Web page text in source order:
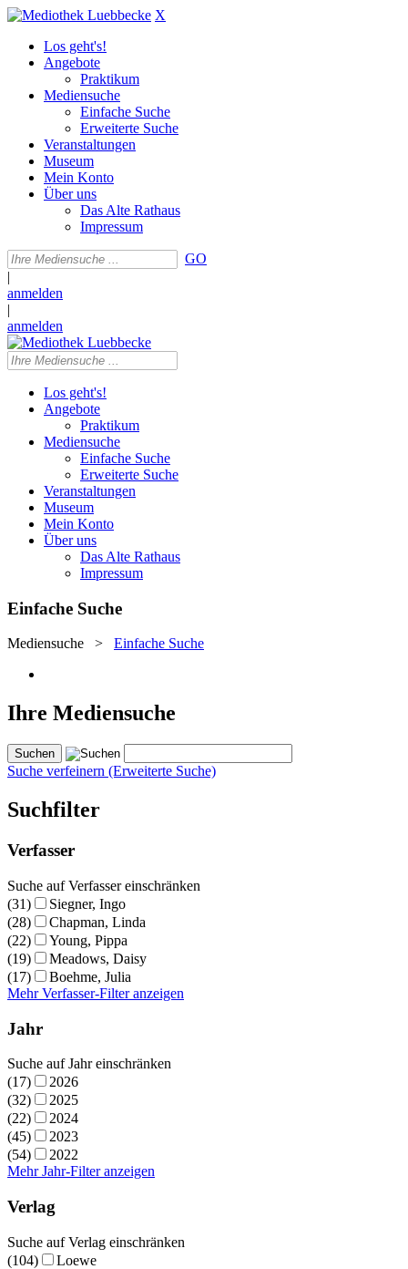
X
Los geht's!
Angebote
Praktikum
Mediensuche
Einfache Suche
Erweiterte Suche
Veranstaltungen
Museum
Mein Konto
Über uns
Das Alte Rathaus
Impressum
GO
|
anmelden
|
anmelden
Los geht's!
Angebote
Praktikum
Mediensuche
Einfache Suche
Erweiterte Suche
Veranstaltungen
Museum
Mein Konto
Über uns
Das Alte Rathaus
Impressum
Einfache Suche
Mediensuche > Einfache Suche
Ihre Mediensuche
Suche verfeinern (Erweiterte Suche)
Suchfilter
Verfasser
Suche auf Verfasser einschränken
(31)
Siegner, Ingo
(28)
Chapman, Linda
(22)
Young, Pippa
(19)
Meadows, Daisy
(17)
Boehme, Julia
Mehr Verfasser-Filter anzeigen
Jahr
Suche auf Jahr einschränken
(17)
2026
(32)
2025
(22)
2024
(45)
2023
(54)
2022
Mehr Jahr-Filter anzeigen
Verlag
Suche auf Verlag einschränken
(104)
Loewe